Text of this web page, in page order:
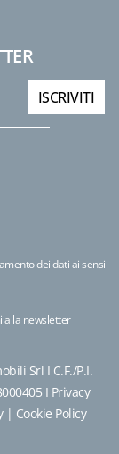
dei dati ai sensi
alla newsletter
ISCRIVITI
Srl I C.F./P.I.
I Privacy
| Cookie Policy